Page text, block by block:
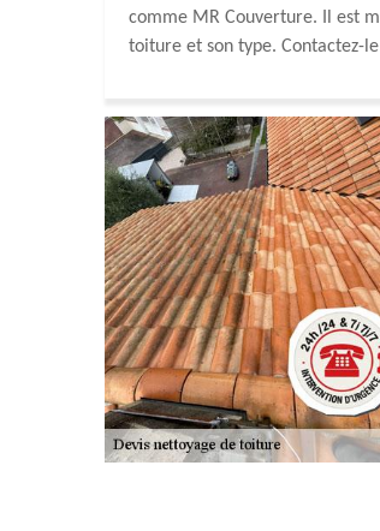
comme MR Couverture. Il est
toiture et son type. Contactez-